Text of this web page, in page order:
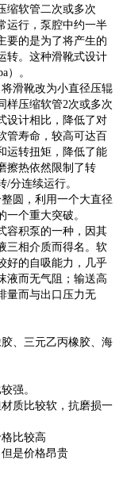
缩软管二次或多次
运行，泵腔中约一半
要的是为了将产生的
转。这种滑靴式设计
）。
滑靴改为小直径压辊
样压缩软管2次或多次
设计相比，降低了对
管寿命，较高可达百
运转扭矩，降低了能
擦热依然限制了转
分连续运行。
圆，利用一个大直径
个重大突破。
容积泵的一种，因其
三相介质而得名。软
好的自吸能力，几乎
液而无气阻；输送高
量而与出口压力无
、三元乙丙橡胶、海
强。
质比较软，抗磨损一
比较高
是价格昂贵